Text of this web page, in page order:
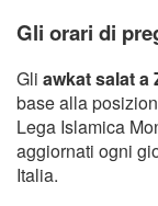
Gli orari di
Gli awkat salat a
base alla
Lega Islamica
aggiornati ogni
Italia.